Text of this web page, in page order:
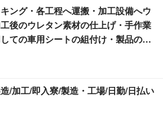
ング・各工程へ運搬・加工設備へウ
後のウレタン素材の仕上げ・手作業
の車用シートの組付け・製品の検
/加工/即入寮/製造・工場/日勤/日払い